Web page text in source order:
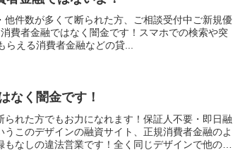
件数が多くて断られた方、ご相談受付中ご新規優
費者金融ではなく闇金です！スマホでの検索や突
える消費者金融などの貸...
なく闇金です！
れた方でもお力になれます！保証人不要・即日融
このデザインの融資サイト、正規消費者金融のよ
なしの違法営業です！全く同じデザインで他のサ